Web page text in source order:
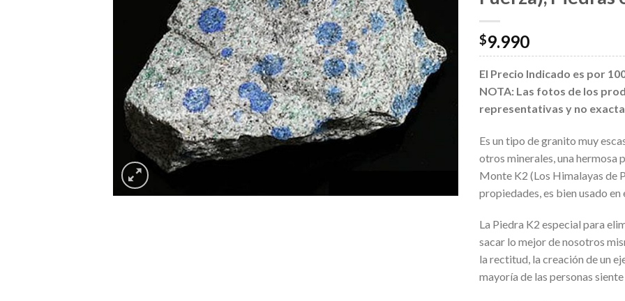
deseos
$9.990
El Precio Indicado es por
NOTA: Las fotos de los
representativas y no
Es un tipo de granito muy
otros minerales, una hermosa
Monte K2 (Los Himalayas de
propiedades, es bien usado
La Piedra K2 especial para
sacar lo mejor de nosotros
la rectitud, la creación de un
mayoría de las personas